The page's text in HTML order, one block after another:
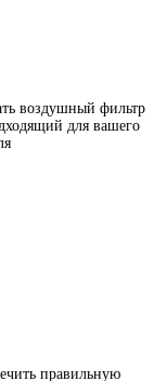
воздушный фильтр
для вашего
правильную